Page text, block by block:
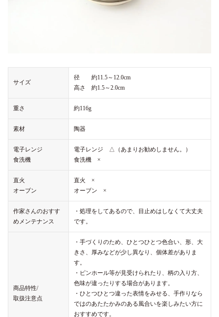
サイズ
径 約11.5～12.0cm
高さ 約1.5～2.0cm
重さ 約116g
素材 陶器
電子レンジ
食洗機
電子レンジ △（あまりお勧めしません。）
食洗機 ×
直火
オーブン
直火 ×
オーブン ×
作家さんのおすす
めメンテナンス
・処理をしてあるので、目止めはしなくて大丈夫
です。
商品特性/
取扱注意点
・手づくりのため、ひとつひとつ色合い、形、大
きさ、厚みなどが少し異なり、個体差がありま
す。
・ピンホール等が見受けられたり、柄の入り方、
色味が違ったりする場合があります。
・ひとつひとつ違った表情をみせる、手作りなら
ではのあたたかみのある風合いを楽しみたい方に
おすすめです。